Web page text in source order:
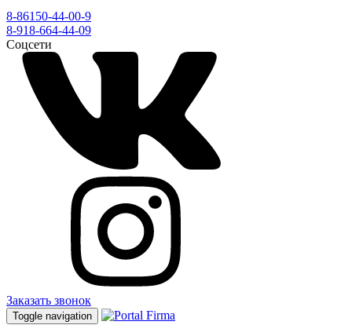
8-86150-44-00-9
8-918-664-44-09
Соцсети
Заказать звонок
Toggle navigation